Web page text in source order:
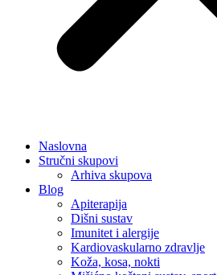
Naslovna
Stručni skupovi
Arhiva skupova
Blog
Apiterapija
Dišni sustav
Imunitet i alergije
Kardiovaskularno zdravlje
Koža, kosa, nokti